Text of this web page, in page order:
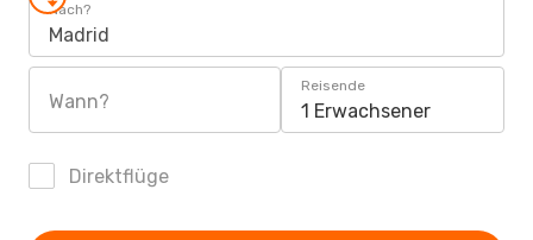
Nach?
Madrid
Wann?
Reisende
1 Erwachsener
Direktflüge